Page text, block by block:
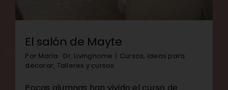
El salón de Mayte
Por María · Dr. Livinghome | Cursos, Ideas para
decorar, Talleres y cursos